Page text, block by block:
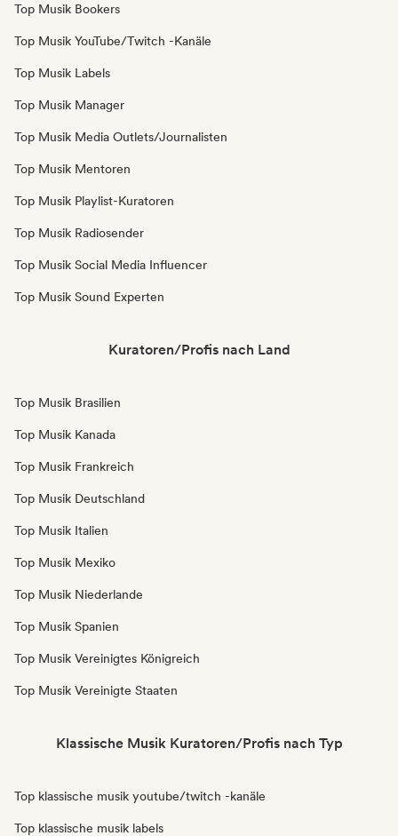
Top Musik Bookers
Top Musik YouTube/Twitch -Kanäle
Top Musik Labels
Top Musik Manager
Top Musik Media Outlets/Journalisten
Top Musik Mentoren
Top Musik Playlist-Kuratoren
Top Musik Radiosender
Top Musik Social Media Influencer
Top Musik Sound Experten
Kuratoren/Profis nach Land
Top Musik Brasilien
Top Musik Kanada
Top Musik Frankreich
Top Musik Deutschland
Top Musik Italien
Top Musik Mexiko
Top Musik Niederlande
Top Musik Spanien
Top Musik Vereinigtes Königreich
Top Musik Vereinigte Staaten
Klassische Musik Kuratoren/Profis nach Typ
Top klassische musik youtube/twitch -kanäle
Top klassische musik labels